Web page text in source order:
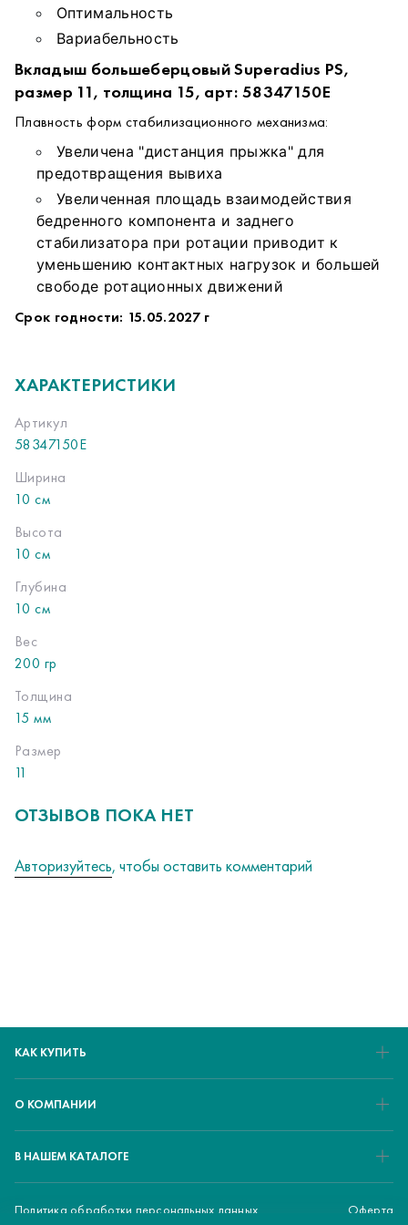
Оптимальность
Вариабельность
Вкладыш большеберцовый Superadius PS,
размер 11, толщина 15, арт: 58347150E
Плавность форм стабилизационного механизма:
Увеличена "дистанция прыжка" для
предотвращения вывиха
Увеличенная площадь взаимодействия
бедренного компонента и заднего
стабилизатора при ротации приводит к
уменьшению контактных нагрузок и большей
свободе ротационных движений
Срок годности: 15.05.2027 г
ХАРАКТЕРИСТИКИ
Артикул
58347150E
Ширина
10 см
Высота
10 см
Глубина
10 см
Вес
200 гр
Толщина
15 мм
Размер
11
ОТЗЫВОВ ПОКА НЕТ
Авторизуйтесь, чтобы оставить комментарий
КАК КУПИТЬ
О КОМПАНИИ
В НАШЕМ КАТАЛОГЕ
Политика обработки персональных данных Оферта